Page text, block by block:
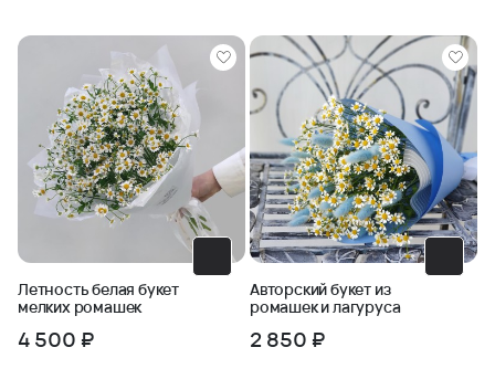
Летность белая букет
мелких ромашек
4 500 ₽
Авторский букет из
ромашек и лагуруса
2 850 ₽